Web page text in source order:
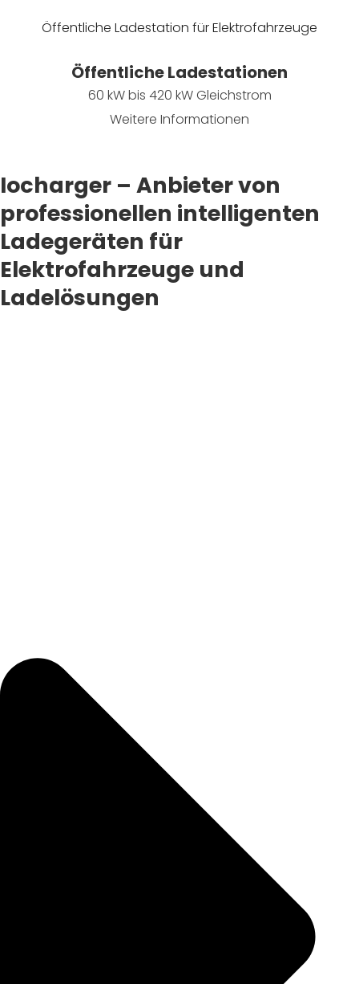
Öffentliche Ladestation für Elektrofahrzeuge
Öffentliche Ladestationen
60 kW bis 420 kW Gleichstrom
Weitere Informationen
Iocharger – Anbieter von
professionellen intelligenten
Ladegeräten für
Elektrofahrzeuge und
Ladelösungen